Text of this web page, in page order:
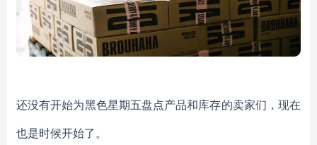
还没有开始为黑色星期五盘点产品和库存的卖家们，现在
也是时候开始了。